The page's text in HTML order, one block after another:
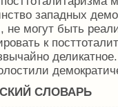
западных
не могут быть
к
СЛОВАРЬ